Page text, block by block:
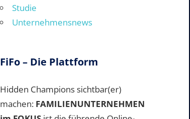
Studie
Unternehmensnews
FiFo – Die Plattform
Hidden Champions sichtbar(er)
machen: FAMILIENUNTERNEHMEN